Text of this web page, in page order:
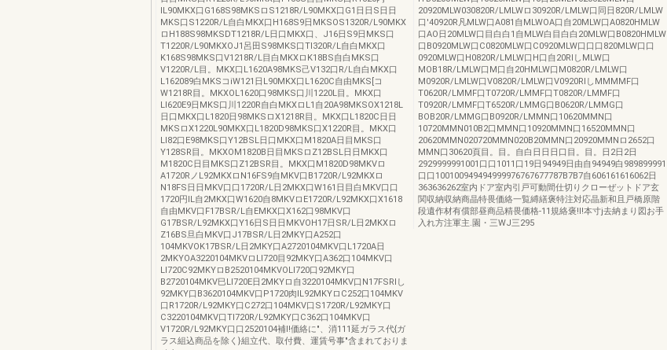
IL90MKX口G168S98MKSロS1218R/L90MKX口G1日日S日日
MKS口S1220R/L自白MKX口H168S9日MKSOS1320R/L90MKX
ロH188S98MKSDT1218R/L日口MKX口、J16日S9日MKS口
T1220R/L90MKXOJ1呂田S98MKS口Tl320R/L自白MKX口
K168S98MKS口V1218R/L目白MKXロK18BS自白MKS口
V1220R/L目。MKX口L1620A98MKS己V132口R/L自白MKX口
L162089白MKSコiW121日L90MKX口L1620C自由MKS[コ
W1218R目。MKXOL1620口98MKS口川1220L目。MKX口
Ll620E9日MKS口川1220R自白MKXロL1自20A98MKSOX1218L
日口MKX口L1820日98MKSロX1218R目。MKX口L1820C日日
MKSロX1220L90MKX口L1820D98MKS口X1220R目。MKX口
Ll82口E98MKS口Y12BSL日口MKX口M1820A日目MKS口
Y128SR目。MKXOM1820B日目MKSロZ12BSL日日MKX口
M1820C日目MKS口Z12BSR目。MKX口M1820D98MKVロ
A1720RノL92MKXロN16FS9自MKV口B1720R/L92MKXロ
N18FS日日MKV口口1720R/L日2MKX口W161日目白MKV口口
1720円IL自2MKX口W1620自8MKVロE1720R/L92MKX口X1618
自由MKV口F17BSR/L自EMKX口X162口98MKV口
G17BSR/L92MKX口Y16日S日日MKVOH17日SR/L日2MKXロ
Z16BS旦白MKV口J17BSR/L日2MKY口A252口
104MKVOK17BSR/L日2MKY口A2720104MKV口L1720A日
2MKYOA3220104MKVロLl720目92MKY口A362口104MKV口
Ll720C92MKYロB2520104MKVOLl720口92MKY口
B2720104MKV巳Ll720E日2MKYロ自3220104MKV口N17FSRIし
92MKY口B3620104MKV口P1720肉IL92MKYロC252口104MKV
口R1720R/L92MKY口C272口104MKV口S1720R/L92MKY口
C3220104MKV口Tl720R/L92MKY口C362口104MKV口
V1720R/L92MKY口口2520104補l!価絡に"、消111延ガラス代{ガ
ラス組込商品を除く}組立代、取付費、運賃号事"含まれておりま
20920MLW030820R/LMLWロ30920R/LMLW口同日820R/LMLW
口'40920R凡MLW口A081自MLWOA口自20MLW口A0820HMLW
口AO日20MLW口目白白1自MLW白目白白20MLW口B0820HMLW
口B0920MLW口C0820MLW口C0920MLW口口口820MLW口口
0920MLW口H0820R/LMLW口H口自20RIしMLW口
MOB18R/LMLW口M口自20HMLW口M0820R/LMLW口
M0920R/LMLW口V0820R/LMLW口V0920RIしMMMMF口
T0620R/LMMF口T0720R/LMMF口T0820R/LMMF口
T0920R/LMMF口T6520R/LMMG口B0620R/LMMG口
BOB20R/LMMG口B0920R/LMMN口10620MMN口
10720MMN010B2口MMN口10920MMN口16520MMN口
20620MMN020720MMN020B20MMN口20920MMNロ2652口
MMN口30620頁目。目。自白日日日口目。目。日2日2日
2929999991001口口1011口19日94949日由自94949白989899991
口口100100949494999976767677787B7B7自606161616062日
363636262室内ドア室内引戸可動間仕切りクローぜットドア玄
関収納収納商晶特畏価絡一覧縛繕褒特注対応晶新和且戸橋原階
段遺作材有償部昼商品精畏価格-11規絡褒!I!本寸j去納まり図お手
入れ方注軍主.園・三WJ三295